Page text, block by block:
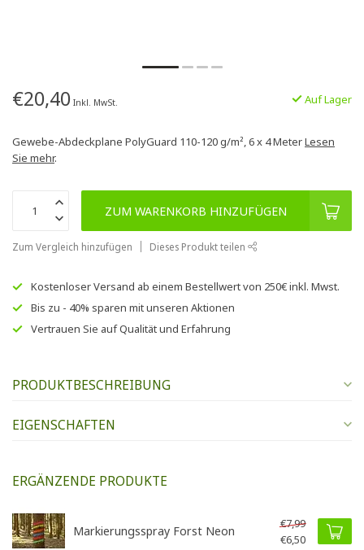
€20,40 Inkl. MwSt. Auf Lager
Gewebe-Abdeckplane PolyGuard 110-120 g/m², 6 x 4 MeterLesen
Sie mehr.
ZUM WARENKORB HINZUFÜGEN
Zum Vergleich hinzufügen Dieses Produkt teilen
Kostenloser Versand ab einem Bestellwert von 250€inkl. Mwst.
Bis zu - 40% sparen mit unseren Aktionen
Vertrauen Sie aufQualität und Erfahrung
PRODUKTBESCHREIBUNG
EIGENSCHAFTEN
ERGÄNZENDE PRODUKTE
Markierungsspray Forst Neon
€7,99
€6,50